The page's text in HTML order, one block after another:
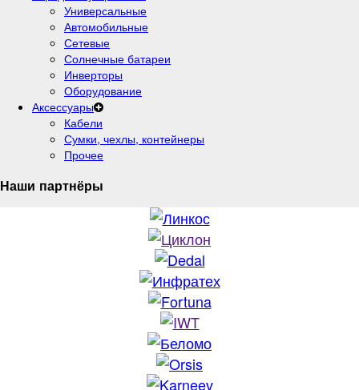
Универсальные
Автомобильные
Сетевые
Солнечные батареи
Инверторы
Оборудование
Аксессуары
Кабели
Сумки, чехлы, контейнеры
Прочее
Наши партнёры